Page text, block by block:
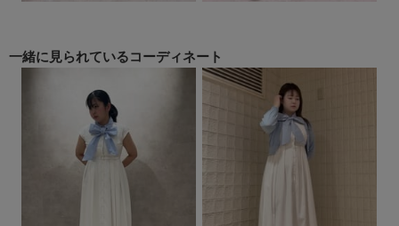
一緒に見られているコーディネート